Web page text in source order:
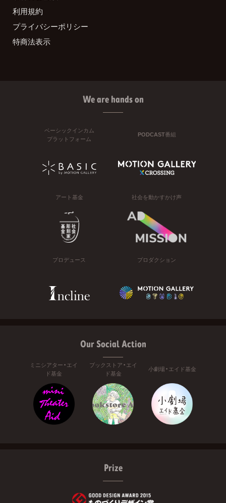
利用規約
プライバシーポリシー
特商法表示
We are hands on
ベーシックインカム
プラットフォーム
PODCAST番組
アート基金 社会を動かすかけ声
プロデュース プロダクション
Our Social Action
ミニシアター・エイ
ド基金
ブックストア・エイ
ド基金
小劇場・エイド基金
Prize